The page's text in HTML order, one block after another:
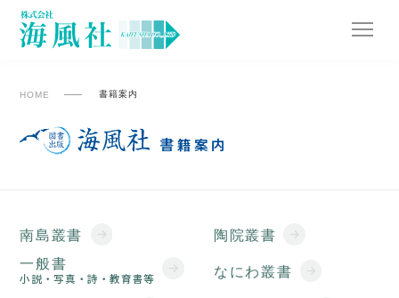
HOME 書籍案内
書籍案内
南島叢書
陶院叢書
一般書
小説・写真・詩・教育書等 なにわ叢書